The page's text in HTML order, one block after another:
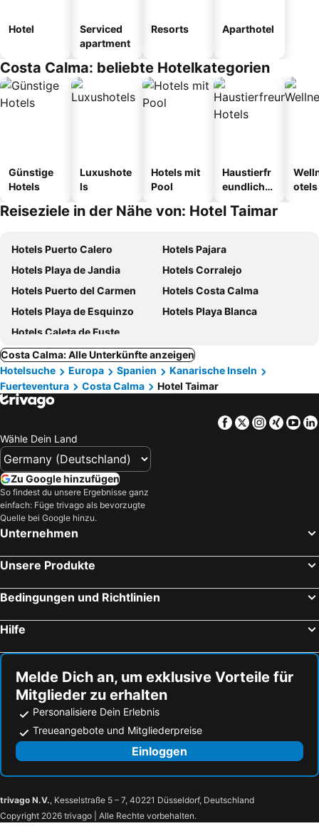
Hotel
Serviced
apartment
Resorts Aparthotel
Costa Calma: beliebte Hotelkategorien
Günstige
Hotels
Luxushote
ls
Hotels mit
Pool
Haustierfr
eundliche
otels
Reiseziele in der Nähe von: Hotel Taimar
Hotels Puerto Calero
Hotels Pajara
Hotels Playa de Jandia
Hotels Corralejo
Hotels Puerto del Carmen
Hotels Costa Calma
Hotels Playa de Esquinzo
Hotels Playa Blanca
Hotels Caleta de Fuste
Costa Calma: Alle Unterkünfte anzeigen
Hotelsuche
Europa Spanien
Kanarische Inseln
Fuerteventura
Costa Calma Hotel Taimar
Facebook
TwitterXing
Wähle Dein Land
Zu Google hinzufügen
So findest du unsere Ergebnisse ganz
einfach: Füge trivago als bevorzugte
Quelle bei Google hinzu.
Unternehmen
Unsere Produkte
Bedingungen und Richtlinien
Hilfe
Melde Dich an, um exklusive Vorteile für
Mitglieder zu erhalten
Personalisiere Dein Erlebnis
Treueangebote und Mitgliederpreise
Einloggen
trivago N.V., Kesselstraße 5 – 7, 40221 Düsseldorf, Deutschland
Copyright 2026 trivago | Alle Rechte vorbehalten.